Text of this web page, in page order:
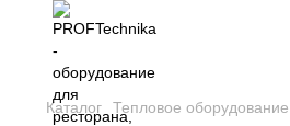
Каталог Тепловое оборудование